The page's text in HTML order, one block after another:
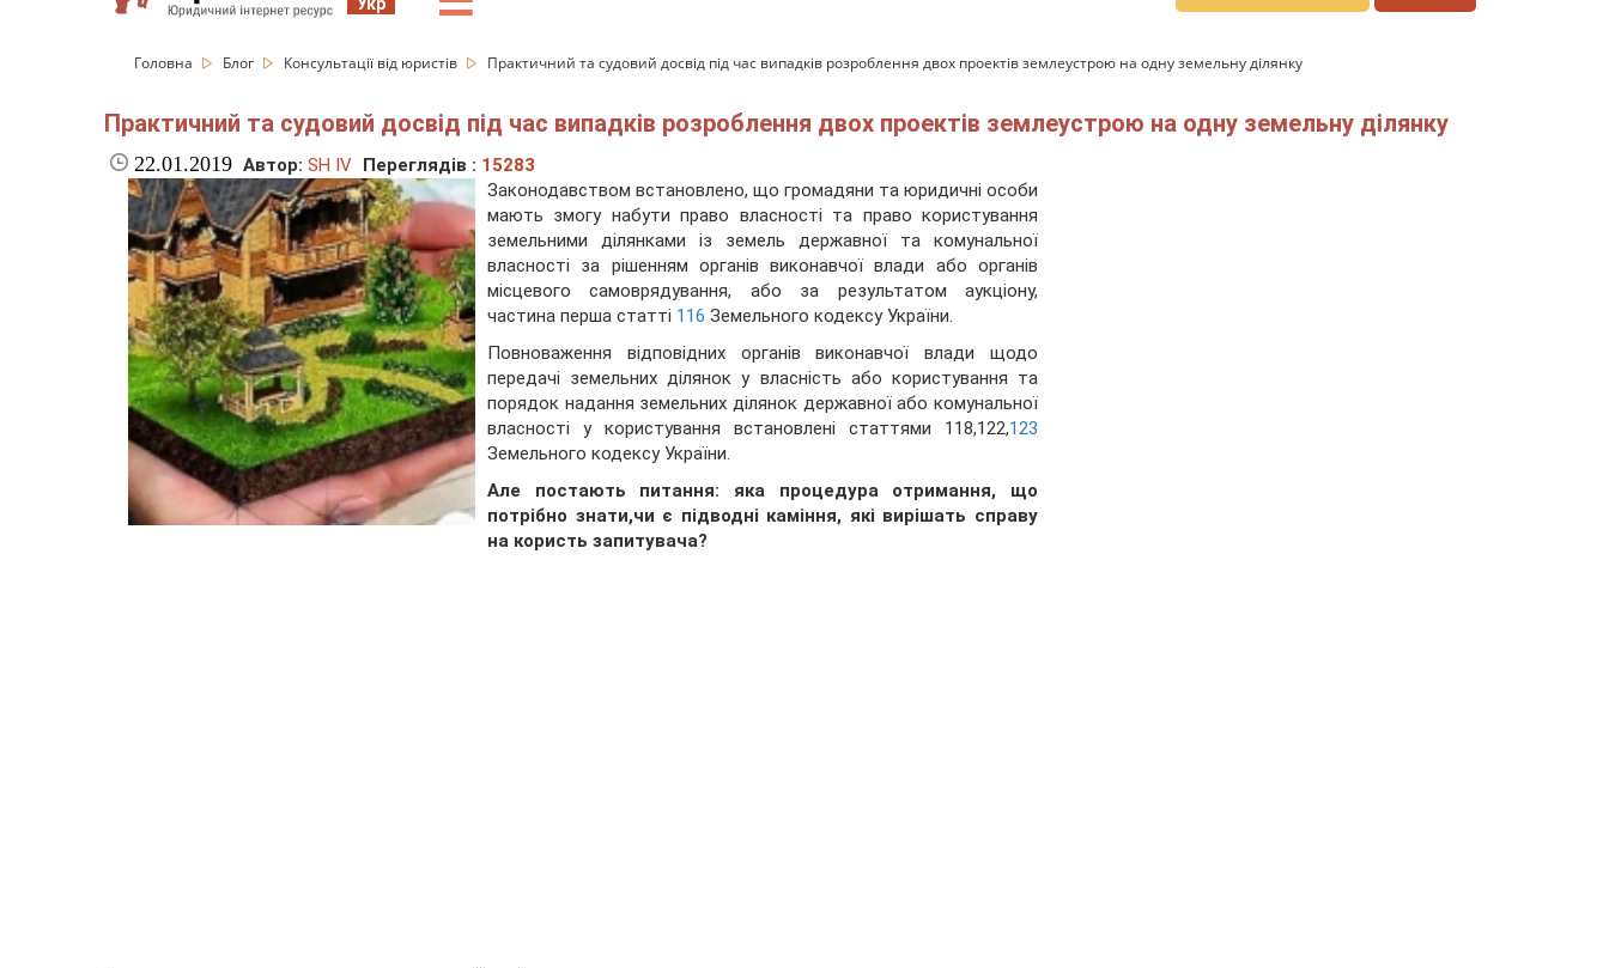
Головна Блог Консультації від юристів Практичний та судовий досвід під час випадків розроблення двох проектів землеустрою на одну земельну ділянку
Практичний та судовий досвід під час випадків розроблення двох проектів землеустрою на одну земельну ділянку
22.01.2019 Автор: SH IV Переглядів : 15283
Законодавством встановлено, що громадяни та юридичні особи
мають змогу набути право власності та право користування
земельними ділянками із земель державної та комунальної
власності за рішенням органів виконавчої влади або органів
місцевого самоврядування, або за результатом аукціону,
частина перша статті 116 Земельного кодексу України.
Повноваження відповідних органів виконавчої влади щодо
передачі земельних ділянок у власність або користування та
порядок надання земельних ділянок державної або комунальної
власності у користування встановлені статтями 118,122,123
Земельного кодексу України.
Але постають питання: яка процедура отримання, що
потрібно знати,чи є підводні каміння, які вирішать справу
на користь запитувача?